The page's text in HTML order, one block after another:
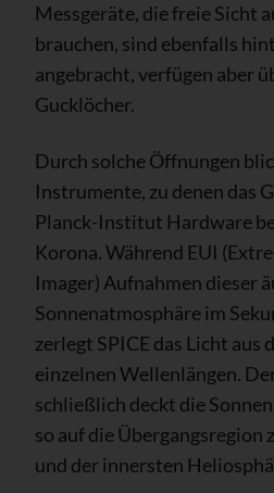
Messgeräte, die freie Sicht
brauchen, sind ebenfalls
angebracht, verfügen aber
Gucklöcher.
Durch solche Öffnungen
Instrumente, zu denen das
Planck-Institut Hardware
Korona. Während EUI
Imager) Aufnahmen dieser
Sonnenatmosphäre im
zerlegt SPICE das Licht aus
einzelnen Wellenlängen.
schließlich deckt die
so auf die Übergangsregion
und der innersten